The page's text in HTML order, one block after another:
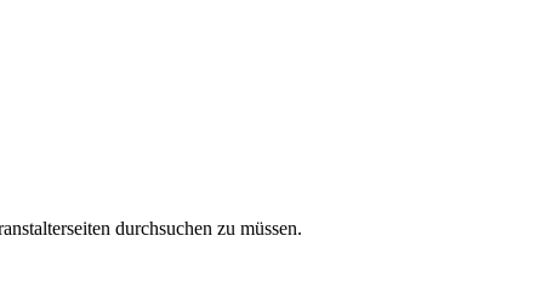
durchsuchen zu müssen.